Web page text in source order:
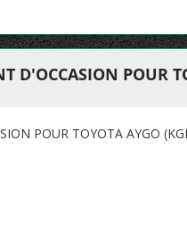
D'OCCASION POUR
POUR TOYOTA AYGO